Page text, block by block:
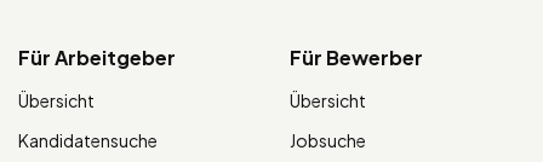
Für Arbeitgeber
Übersicht
Kandidatensuche
Für Bewerber
Übersicht
Jobsuche